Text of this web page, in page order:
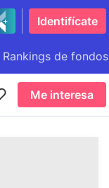
Identifícate
Rankings de fondos
Me interesa